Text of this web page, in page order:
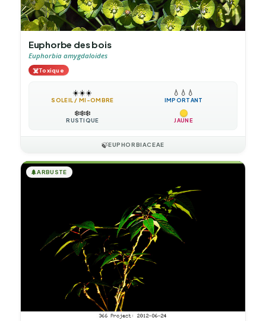
Euphorbe des bois
Euphorbia amygdaloides
☠️Toxique
☀️☀️☀️
SOLEIL / MI-OMBRE
💧 💧 💧
IMPORTANT
❄️❄️❄️
RUSTIQUE JAUNE
🍃EUPHORBIACEAE
🌲ARBUSTE